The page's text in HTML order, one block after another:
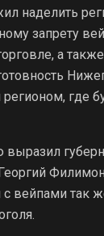
наделить
запрету
а
где
вейпами так